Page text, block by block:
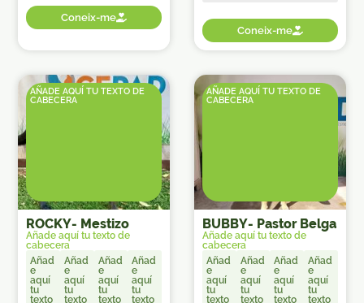
Coneix-me
Coneix-me
AÑADE AQUÍ TU TEXTO DE
CABECERA
ROCKY- Mestizo
Añade aquí tu texto de
cabecera
Añad
e
aquí
tu
texto
Añad
e
aquí
tu
texto
Añad
e
aquí
tu
texto
Añad
e
aquí
tu
texto
AÑADE AQUÍ TU TEXTO DE
CABECERA
BUBBY- Pastor Belga
Añade aquí tu texto de
cabecera
Añad
e
aquí
tu
texto
Añad
e
aquí
tu
texto
Añad
e
aquí
tu
texto
Añad
e
aquí
tu
texto